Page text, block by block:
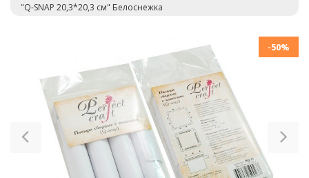
"Q-SNAP 20,3*20,3 см" Белоснежка
-50%
Previous